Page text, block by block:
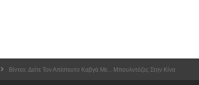
Βίντεο: Δείτε Τον Απίστευτο Καβγά Με... Μπουλντόζες Στην Κίνα